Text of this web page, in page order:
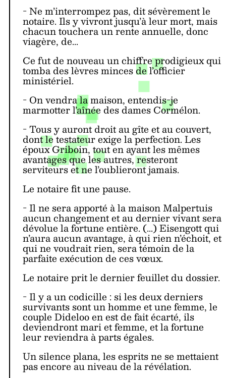
- Ne m’interrompez pas, dit sévèrement le
notaire. Ils y vivront jusqu’à leur mort, mais
chacun touchera un rente annuelle, donc
viagère, de...
Ce fut de nouveau un chiffre prodigieux qui
tomba des lèvres minces de l’officier
ministériel.
- On vendra la maison, entendis-je
marmotter l’aînée des dames Cormélon.
- Tous y auront droit au gîte et au couvert,
dont le testateur exige la perfection. Les
époux Griboin, tout en ayant les mêmes
avantages que les autres, resteront
serviteurs et ne l’oublieront jamais.
Le notaire fit une pause.
- Il ne sera apporté à la maison Malpertuis
aucun changement et au dernier vivant sera
dévolue la fortune entière. (...) Eisengott qui
n’aura aucun avantage, à qui rien n’échoit, et
qui ne voudrait rien, sera témoin de la
parfaite exécution de ces vœux.
Le notaire prit le dernier feuillet du dossier.
- Il y a un codicille : si les deux derniers
survivants sont un homme et une femme, le
couple Dideloo en est de fait écarté, ils
deviendront mari et femme, et la fortune
leur reviendra à parts égales.
Un silence plana, les esprits ne se mettaient
pas encore au niveau de la révélation.